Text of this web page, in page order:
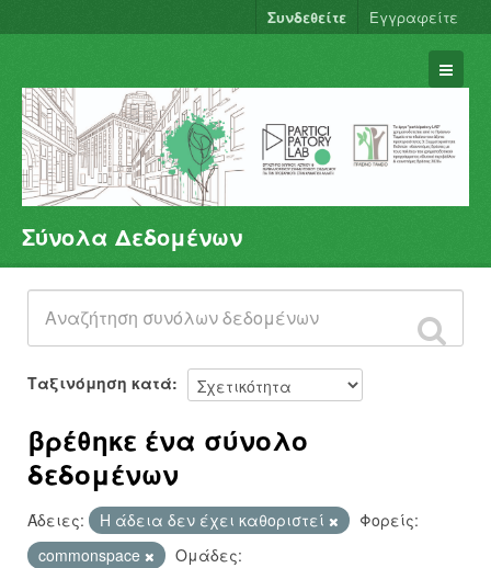
Συνδεθείτε Εγγραφείτε
Σύνολα Δεδομένων
Φορείς
Ομάδες
Σχετικά
Σύνολα Δεδομένων
Ταξινόμηση κατά
βρέθηκε ένα σύνολο
δεδομένων
Άδειες: Η άδεια δεν έχει καθοριστεί
Φορείς:
commonspace
Ομάδες: